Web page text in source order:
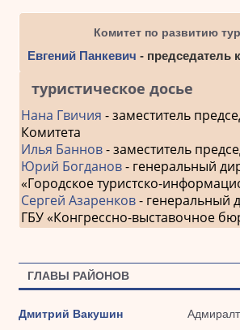
Комитет по развитию
Евгений Панкевич - председатель
туристическое досье
Нана Гвичия - заместитель
Комитета
Илья Баннов- заместитель
Юрий Богданов- генеральный
«Городское туристско-
Сергей Азаренков- генеральный
ГБУ «Конгрессно-выставочное
ГЛАВЫ РАЙОНОВ
Дмитрий Вакушин